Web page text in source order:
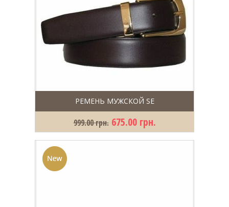
РЕМЕНЬ МУЖСКОЙ SE
999.00 грн. 675.00 грн.